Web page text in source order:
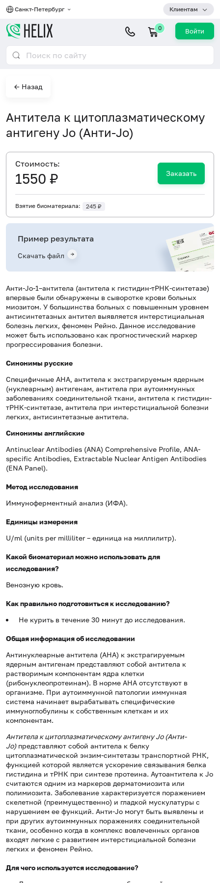
Санкт-Петербург Клиентам
0 Войти
← Назад
Антитела к цитоплазматическому
антигену Jo (Анти-Jo)
Анти-Jo-1–антитела (антитела к гистидин-тРНК-синтетазе)
впервые были обнаружены в сыворотке крови больных
миозитом. У большинства больных с повышенным уровнем
антисинтетазных антител выявляется интерстициальная
болезнь легких, феномен Рейно. Данное исследование
может быть использовано как прогностический маркер
прогрессирования болезни.
Синонимы русские
Специфичные АНА, антитела к экстрагируемым ядерным
(нуклеарным) антигенам, антитела при аутоиммунных
заболеваниях соединительной ткани, антитела к гистидин-
тРНК-синтетазе, антитела при интерстициальной болезни
легких, антисинтетазные антитела.
Синонимы английские
Antinuclear Antibodies (ANA) Comprehensive Profile, ANA-
specific Antibodies, Extractable Nuclear Antigen Antibodies
(ENA Panel).
Метод исследования
Иммуноферментный анализ (ИФА).
Единицы измерения
U/ml (units per milliliter – единица на миллилитр).
Какой биоматериал можно использовать для
исследования?
Венозную кровь.
Как правильно подготовиться к исследованию?
Не курить в течение 30 минут до исследования.
Общая информация об исследовании
Антинуклеарные антитела (АНА) к экстрагируемым
ядерным антигенам представляют собой антитела к
растворимым компонентам ядра клетки
(рибонуклеопротеинам). В норме АНА отсутствуют в
организме. При аутоиммунной патологии иммунная
система начинает вырабатывать специфические
иммуноглобулины к собственным клеткам и их
компонентам.
Антитела к цитоплазматическому антигену Jo (Анти-
Jo)представляют собой антитела к белку
цитоплазматической энзим-синтетазы транспортной РНК,
функцией которой является ускорение связывания белка
гистидина и тРНК при синтезе протеина. Аутоантитела к Jo
считаются одним из маркеров дерматомиозита или
полимиозита. Заболевание характеризуется поражением
скелетной (преимущественно) и гладкой мускулатуры с
нарушением ее функций. Анти-Jo могут быть выявлены и
при других аутоиммунных поражениях соединительной
ткани, особенно когда в комплекс вовлеченных органов
входят легкие с развитием интерстициальной болезни
легких и феномен Рейно.
Для чего используется исследование?
Cтоимость:
1550 ₽ Заказать
Взятие биоматериала: 245 ₽
Пример результата
Скачать файл